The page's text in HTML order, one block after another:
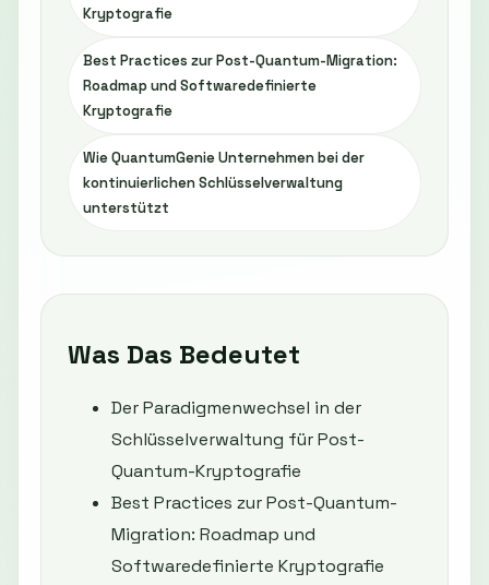
Kryptografie
Best Practices zur Post-Quantum-Migration:
Roadmap und Softwaredefinierte
Kryptografie
Wie QuantumGenie Unternehmen bei der
kontinuierlichen Schlüsselverwaltung
unterstützt
Was Das Bedeutet
Der Paradigmenwechsel in der
Schlüsselverwaltung für Post-
Quantum-Kryptografie
Best Practices zur Post-Quantum-
Migration: Roadmap und
Softwaredefinierte Kryptografie